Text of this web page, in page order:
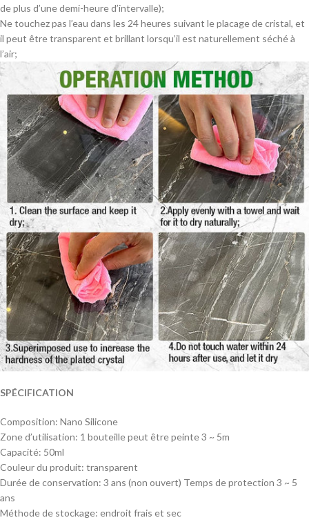
de plus d’une demi-heure d’intervalle);
Ne touchez pas l’eau dans les 24 heures suivant le placage de cristal, et
il peut être transparent et brillant lorsqu’il est naturellement séché à
l’air;
SPÉCIFICATION
Composition: Nano Silicone
Zone d’utilisation: 1 bouteille peut être peinte 3 ~ 5m
Capacité: 50ml
Couleur du produit: transparent
Durée de conservation: 3 ans (non ouvert) Temps de protection 3 ~ 5
ans
Méthode de stockage: endroit frais et sec